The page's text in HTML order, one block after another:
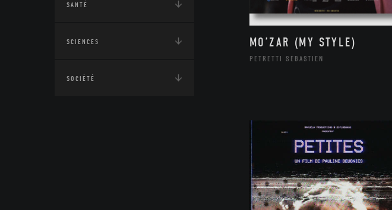
SANTÉ
SCIENCES
SOCIÉTÉ
MO’ZAR (MY STYLE)
PETRETTI SÉBASTIEN